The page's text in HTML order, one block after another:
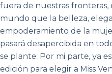
fuera de nuestras fronteras,
mundo que la belleza,
empoderamiento de la
pasará desapercibida en
se plante. Por mi parte, ya
edición para elegir a Miss